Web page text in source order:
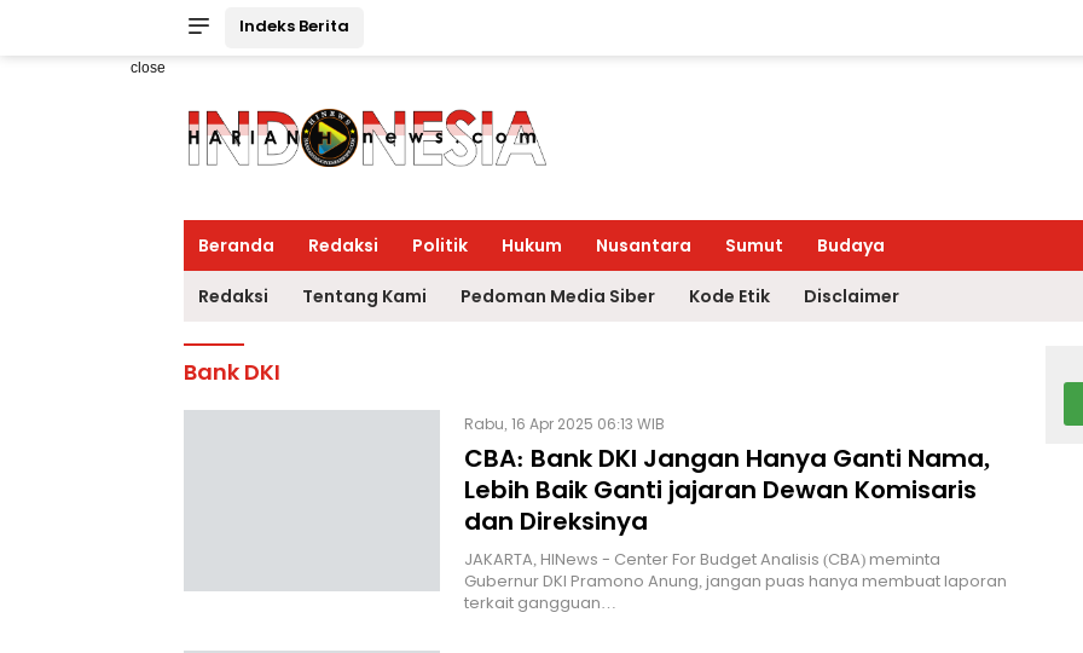
Indeks Berita
close
Beranda Redaksi Politik Hukum Nusantara Sumut Budaya
Redaksi Tentang Kami Pedoman Media Siber Kode Etik Disclaimer
Bank DKI
Rabu, 16 Apr 2025 06:13 WIB
CBA: Bank DKI Jangan Hanya Ganti Nama,
Lebih Baik Ganti jajaran Dewan Komisaris
dan Direksinya
JAKARTA, HINews - Center For Budget Analisis (CBA) meminta
Gubernur DKI Pramono Anung, jangan puas hanya membuat laporan
terkait gangguan…